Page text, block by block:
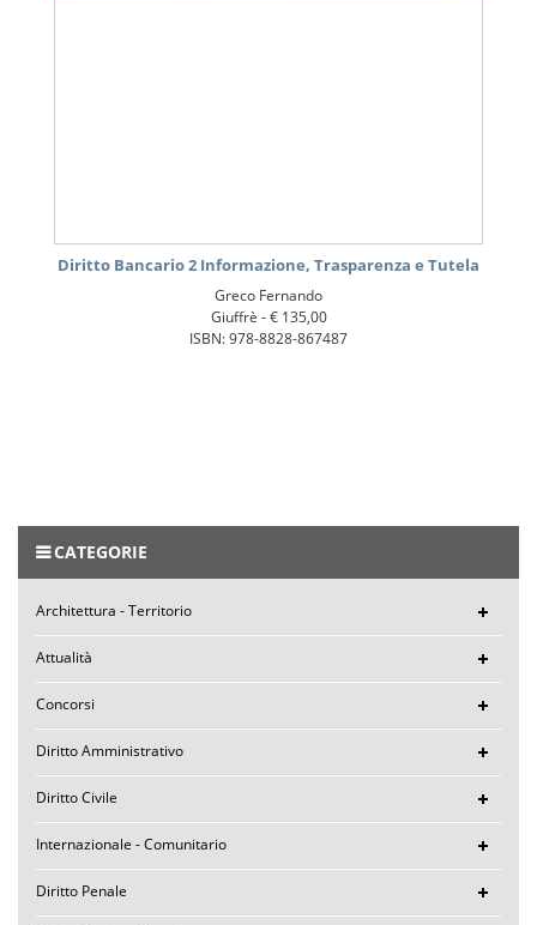
Diritto Bancario 2 Informazione, Trasparenza e Tutela
Greco Fernando
Giuffrè -€ 135,00
ISBN: 978-8828-867487
CATEGORIE
Architettura - Territorio
Attualità
Concorsi
Diritto Amministrativo
Diritto Civile
Internazionale - Comunitario
Diritto Penale